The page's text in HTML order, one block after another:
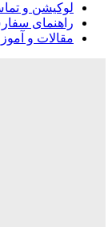
لوکیشن و
راهنمای
مقالات و